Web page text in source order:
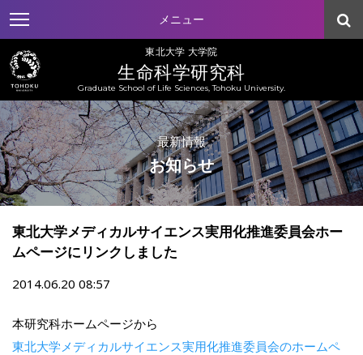
メニュー
東北大学 大学院
生命科学研究科
Graduate School of Life Sciences, Tohoku University.
最新情報
お知らせ
東北大学メディカルサイエンス実用化推進委員会ホー
ムページにリンクしました
2014.06.20 08:57
本研究科ホームページから
東北大学メディカルサイエンス実用化推進委員会のホームペ